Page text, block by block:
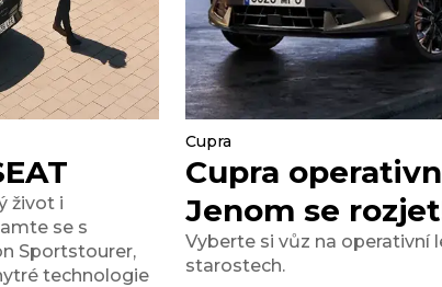
život i
se s
Sportstourer,
technologie
Cupra
Cupra
Jenom se
Vyberte si vůz na operativní
starostech.